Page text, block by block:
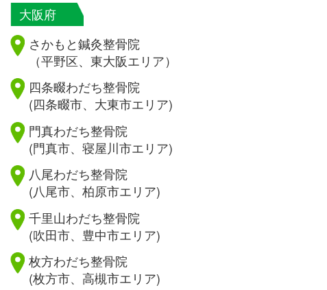
大阪府
さかもと鍼灸整骨院
（平野区、東大阪エリア）
四条畷わだち整骨院
(四条畷市、大東市エリア)
門真わだち整骨院
(門真市、寝屋川市エリア)
八尾わだち整骨院
(八尾市、柏原市エリア)
千里山わだち整骨院
(吹田市、豊中市エリア)
枚方わだち整骨院
(枚方市、高槻市エリア)